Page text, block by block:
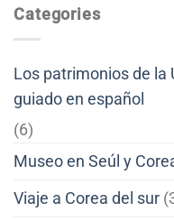
Categories
Los patrimonios de la
guiado en español
(6)
Museo en Seúl y
Viaje a Corea del sur